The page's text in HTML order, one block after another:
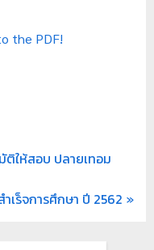
the PDF!
ติให้สอบ ปลายเทอม
ร็จการศึกษา ปี 2562